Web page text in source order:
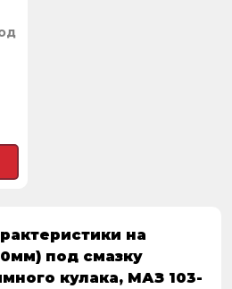
на
под смазку
кулака, МАЗ 103-